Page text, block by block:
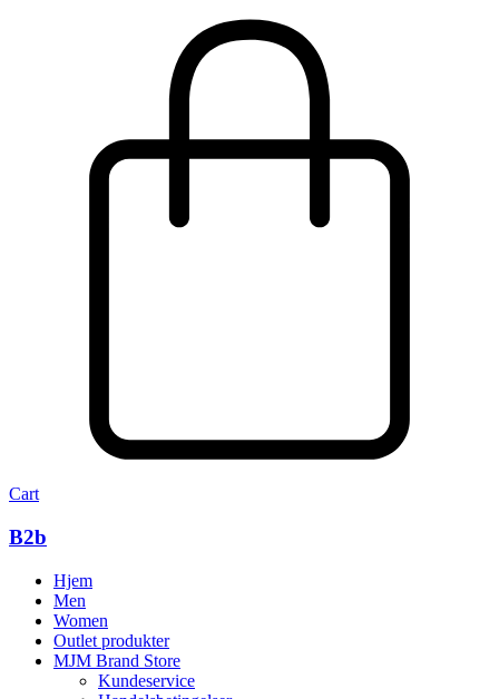
Cart
B2b
Hjem
Men
Women
Outlet produkter
MJM Brand Store
Kundeservice